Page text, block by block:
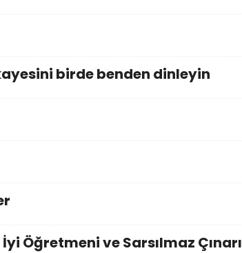
birde benden dinleyin
Öğretmeni ve Sarsılmaz Çınarı